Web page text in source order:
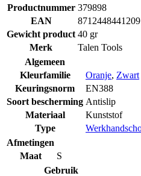
Productnummer 379898
EAN
8712448441209
Gewicht product 40 gr
Merk
Talen Tools
Algemeen
Kleurfamilie
Oranje, Zwart
Keuringsnorm
EN388
Soort bescherming Antislip
Materiaal
Kunststof
Type
Afmetingen
Maat
S
Gebruik